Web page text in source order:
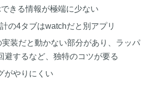
きる情報が極端に少ない
の4タブはwatchだと別アプリ
装だと動かない部分があり、ラッパ
避するなど、独特のコツが要る
がやりにくい